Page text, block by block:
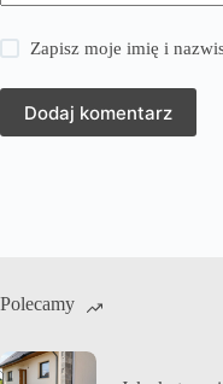
Zapisz moje imię i
Dodaj komentarz
Polecamy